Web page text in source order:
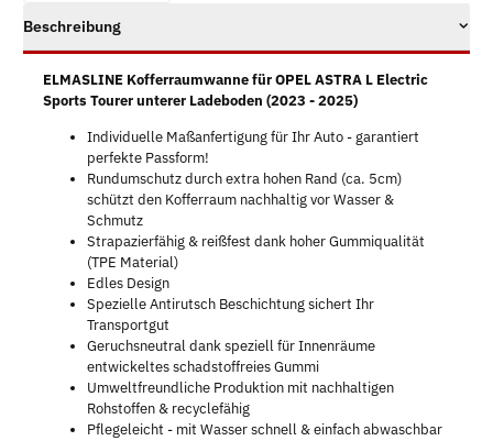
Beschreibung
ELMASLINE Kofferraumwanne für OPEL ASTRA L Electric
Sports Tourer unterer Ladeboden (2023 - 2025)
Individuelle Maßanfertigung für Ihr Auto - garantiert
perfekte Passform!
Rundumschutz durch extra hohen Rand (ca. 5cm)
schützt den Kofferraum nachhaltig vor Wasser &
Schmutz
Strapazierfähig & reißfest dank hoher Gummiqualität
(TPE Material)
Edles Design
Spezielle Antirutsch Beschichtung sichert Ihr
Transportgut
Geruchsneutral dank speziell für Innenräume
entwickeltes schadstoffreies Gummi
Umweltfreundliche Produktion mit nachhaltigen
Rohstoffen & recyclefähig
Pflegeleicht - mit Wasser schnell & einfach abwaschbar